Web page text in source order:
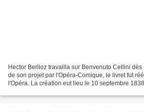
Hector Berlioz travailla sur Benvenuto Cellini
de son projet par l'Opéra-Comique, le livret fut
l'Opéra. La création eut lieu le 10 septembre